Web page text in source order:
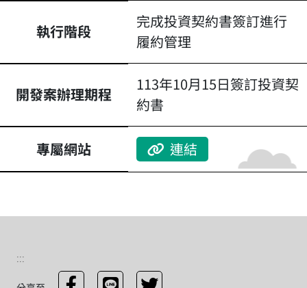
執行階段
完成投資契約書簽訂進行
履約管理
開發案辦理期程
113年10月15日簽訂投資契
約書
專屬網站 連結
:::